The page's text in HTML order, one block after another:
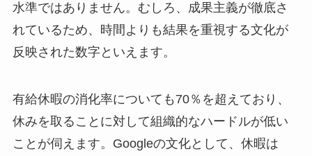
水準ではありません。むしろ、成果主義が徹底さ
れているため、時間よりも結果を重視する文化が
反映された数字といえます。
有給休暇の消化率についても70％を超えており、
休みを取ることに対して組織的なハードルが低い
ことが伺えます。Googleの文化として、休暇は